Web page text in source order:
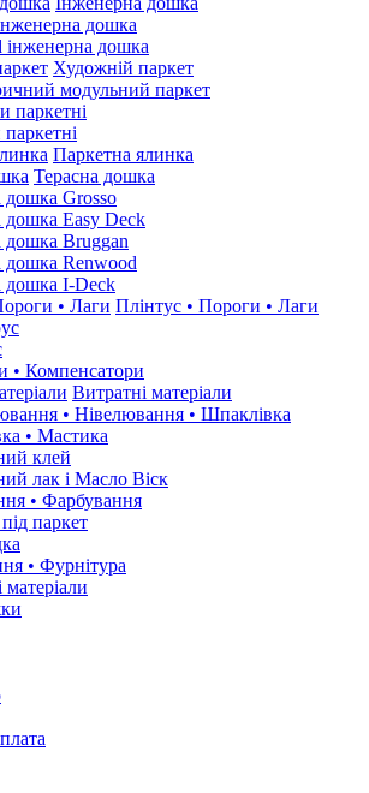
дошка
інженерна дошка
Художній паркет
модульний паркет
паркетні
Паркетна ялинка
Терасна дошка
дошка Grosso
дошка Easy Deck
дошка Bruggan
дошка Renwood
дошка I-Deck
Плінтус • Пороги • Лаги
• Компенсатори
Витратні матеріали
• Нівелювання • Шпаклівка
• Мастика
клей
лак і Масло Віск
• Фарбування
паркет
• Фурнітура